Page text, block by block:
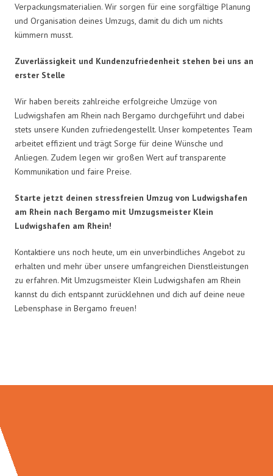
Verpackungsmaterialien. Wir sorgen für eine sorgfältige Planung
und Organisation deines Umzugs, damit du dich um nichts
kümmern musst.
Zuverlässigkeit und Kundenzufriedenheit stehen bei uns an
erster Stelle
Wir haben bereits zahlreiche erfolgreiche Umzüge von
Ludwigshafen am Rhein nach Bergamo durchgeführt und dabei
stets unsere Kunden zufriedengestellt. Unser kompetentes Team
arbeitet effizient und trägt Sorge für deine Wünsche und
Anliegen. Zudem legen wir großen Wert auf transparente
Kommunikation und faire Preise.
Starte jetzt deinen stressfreien Umzug von Ludwigshafen
am Rhein nach Bergamo mit Umzugsmeister Klein
Ludwigshafen am Rhein!
Kontaktiere uns noch heute, um ein unverbindliches Angebot zu
erhalten und mehr über unsere umfangreichen Dienstleistungen
zu erfahren. Mit Umzugsmeister Klein Ludwigshafen am Rhein
kannst du dich entspannt zurücklehnen und dich auf deine neue
Lebensphase in Bergamo freuen!